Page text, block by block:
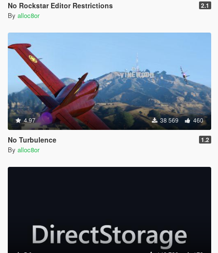
No Rockstar Editor Restrictions 2.1
By alloc8or
4.97 38 569 460
No Turbulence 1.2
By alloc8or